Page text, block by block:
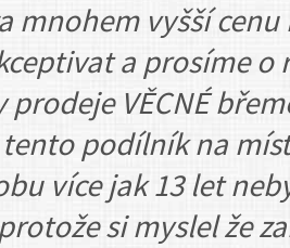
mnohem vyšší
a prosíme
prodeje VĚCNÉ
podílník na
více jak 13 let
si myslel že